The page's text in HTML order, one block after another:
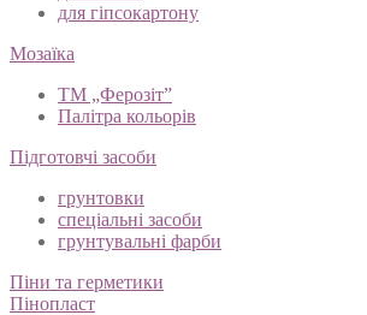
для гіпсокартону
Мозаїка
ТМ „Ферозіт”
Палітра кольорів
Підготовчі засоби
грунтовки
спеціальні засоби
грунтувальні фарби
Піни та герметики
Пінопласт